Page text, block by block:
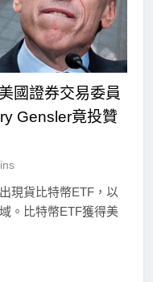
國證券交易委員
Gensler竟投贊
現貨比特幣ETF，以
。比特幣ETF獲得美